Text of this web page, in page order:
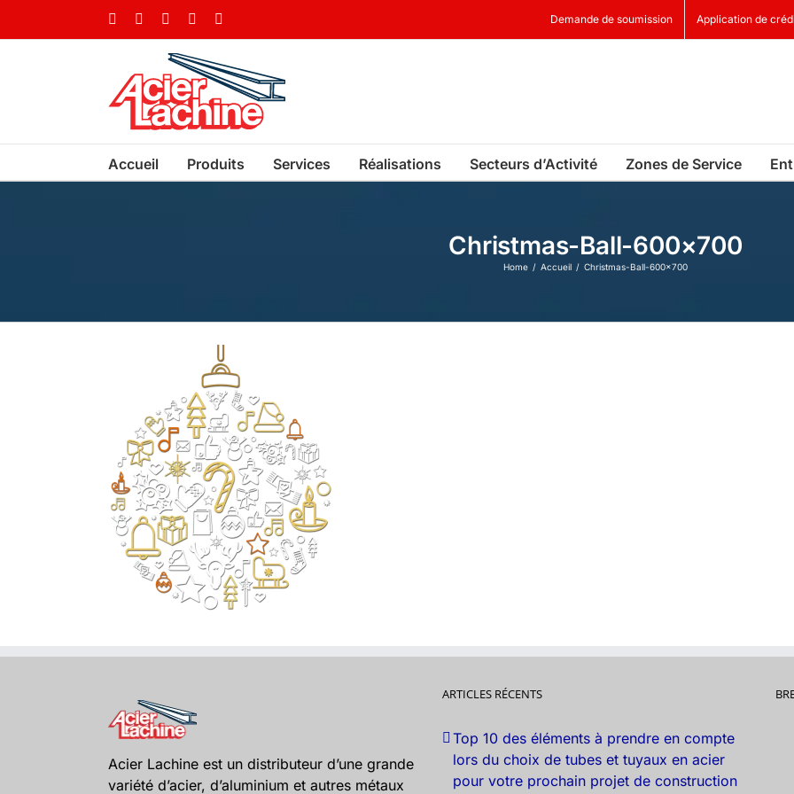
FacebookLinkedIn YouTube Demande de soumission Application de
Accueil Produits Services Réalisations Secteurs d’Activité Zones de Service
Christmas-Ball-600×700
Home Accueil Christmas-Ball-600×700
Acier Lachine est un distributeur d’une grande
variété d’acier, d’aluminium et autres métaux
ARTICLES RÉCENTS
Top 10 des éléments à prendre en compte
lors du choix de tubes et tuyaux en acier
pour votre prochain projet de construction